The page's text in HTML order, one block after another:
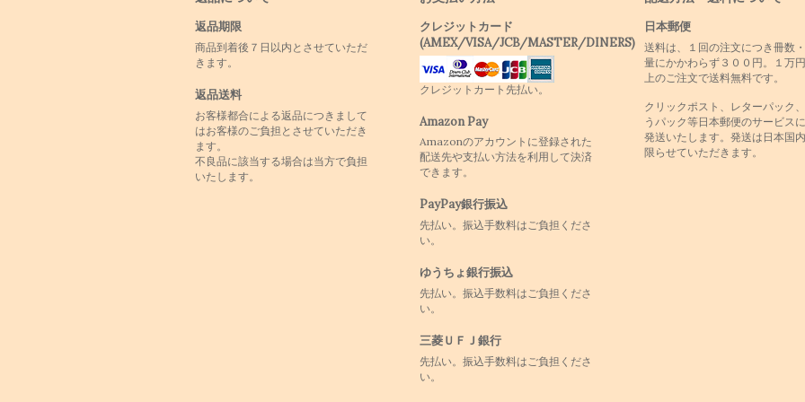
返品期限
商品到着後７日以内とさせていただ
きます。
返品送料
お客様都合による返品につきまして
はお客様のご負担とさせていただき
ます。
不良品に該当する場合は当方で負担
いたします。
クレジットカード
(AMEX/VISA/JCB/MASTER/DINERS)
クレジットカート先払い。
Amazon Pay
Amazonのアカウントに登録された
配送先や支払い方法を利用して決済
できます。
PayPay銀行振込
先払い。振込手数料はご負担くださ
い。
ゆうちょ銀行振込
先払い。振込手数料はご負担くださ
い。
三菱ＵＦＪ銀行
先払い。振込手数料はご負担くださ
い。
日本郵便
送料は、１回の注文につき冊数
量にかかわらず３００円。１万
上のご注文で送料無料です。
クリックポスト、レターパック
うパック等日本郵便のサービス
発送いたします。発送は日本国
限らせていただきます。